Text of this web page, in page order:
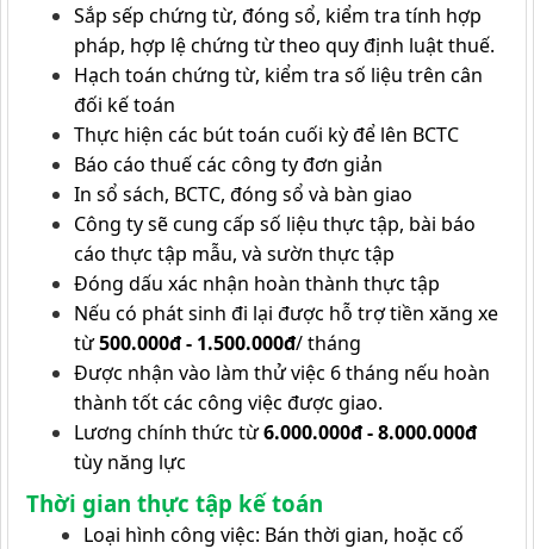
Sắp sếp chứng từ, đóng sổ, kiểm tra tính hợp
pháp, hợp lệ chứng từ theo quy định luật thuế.
Hạch toán chứng từ, kiểm tra số liệu trên cân
đối kế toán
Thực hiện các bút toán cuối kỳ để lên BCTC
Báo cáo thuế các công ty đơn giản
In sổ sách, BCTC, đóng sổ và bàn giao
Công ty sẽ cung cấp số liệu thực tập, bài báo
cáo thực tập mẫu, và sườn thực tập
Đóng dấu xác nhận hoàn thành thực tập
Nếu có phát sinh đi lại được hỗ trợ tiền xăng xe
từ500.000đ - 1.500.000đ/ tháng
Được nhận vào làm thử việc 6 tháng nếu hoàn
thành tốt các công việc được giao.
Lương chính thức từ6.000.000đ - 8.000.000đ
tùy năng lực
Thời gian thực tập kế toán
Loại hình công việc: Bán thời gian, hoặc cố